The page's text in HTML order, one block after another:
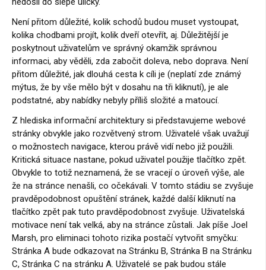
Není přitom důležité, kolik schodů budou muset vystoupat,
kolika chodbami projít, kolik dveří otevřít, aj. Důležitější je
poskytnout uživatelům ve správný okamžik správnou
informaci, aby věděli, zda zabočit doleva, nebo doprava. Není
přitom důležité, jak dlouhá cesta k cíli je (neplatí zde známý
mýtus, že by vše mělo být v dosahu na tři kliknutí), je ale
podstatné, aby nabídky nebyly příliš složité a matoucí.
Z hlediska informační architektury si představujeme webové
stránky obvykle jako rozvětvený strom. Uživatelé však uvažují
o možnostech navigace, kterou právě vidí nebo již použili.
Kritická situace nastane, pokud uživatel použije tlačítko zpět.
Obvykle to totiž neznamená, že se vracejí o úroveň výše, ale
že na stránce nenašli, co očekávali. V tomto stádiu se zvyšuje
pravděpodobnost opuštění stránek, každé další kliknutí na
tlačítko zpět pak tuto pravděpodobnost zvyšuje. Uživatelská
motivace není tak velká, aby na stránce zůstali. Jak píše Joel
Marsh, pro eliminaci tohoto rizika postačí vytvořit smyčku:
Stránka A bude odkazovat na Stránku B, Stránka B na Stránku
C, Stránka C na stránku A. Uživatelé se pak budou stále